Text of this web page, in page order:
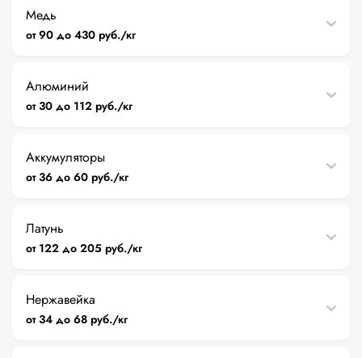
Медь
от 90 до 430 руб./кг
Алюминий
от 30 до 112 руб./кг
Аккумуляторы
от 36 до 60 руб./кг
Латунь
от 122 до 205 руб./кг
Нержавейка
от 34 до 68 руб./кг